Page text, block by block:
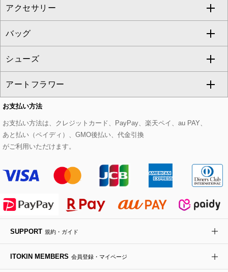
eur3
Maison de CINQ
MK MICHEL KLEIN BAG
HIROKO KOSHINO
re:edition project 165
ベスト・ジレ
パーカー
タンクトップ・キャミソール
スウェット・ジャージー
その他のトップス
その他のワンピース・ドレス
ハーフ・ショート丈パンツ
サロペット・オールインワン
その他のパンツ
ミモレ丈スカート
ショート・ミニ丈スカート
その他のスカート
ノーカラージャケット
セットアップ
セットアップジャケット
セットアップパンツ
セットアップスカート
セットアップワンピース
トレンチコート
ピーコート
ダッフルコート
チェスターコート
モッズコート
ステンカラーコート
ライダースジャケット
デニムジャケット
ダウンジャケット・コート
その他のコート・ブルゾン
すべてのグッズ・小物
マスク
ストール・マフラー・スヌード
ベルト・サスペンダー
帽子
ヘアアクセサリー
ハンカチ・バンダナ
手袋
チャーム・ストラップ
アクセサリー
すべてのアクセサリー
ネックレス
ピアス・イヤリング
ブレスレット・バングル
ブローチ・コサージュ
バッグ
すべてのバッグ
トートバッグ
ショルダーバッグ
ボストンバッグ
バックパック・リュック
ボディバッグ・メッセンジャーバッグ
トラベルバッグ
ビジネスバッグ
シューズ
すべてのシューズ
パンプス
スニーカー
フラットシューズ
ローファー
ドレスシューズ
サンダル・ミュール
アートフラワー
すべてのアートフラワー
ローズ
カサブランカ・カラー
ラナンキュラス
ポプリアレンジ＆フレグランス
お支払い方法
お支払い方法は、クレジットカード、PayPay、楽天ペイ、au PAY、
あと払い（ペイディ）、GMO後払い、代金引換
がご利用いただけます。
SUPPORT 規約・ガイド
ITOKIN MEMBERS 会員登録・マイページ